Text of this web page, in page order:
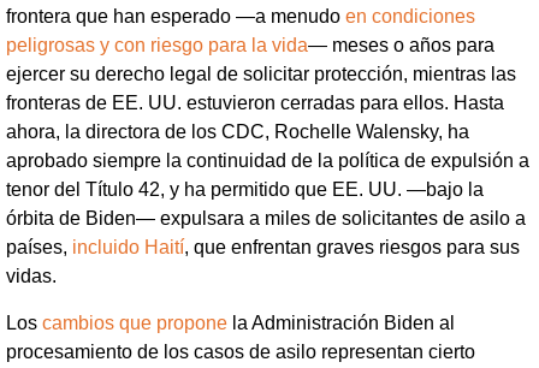
frontera que han esperado —a menudo en condiciones
peligrosas y con riesgo para la vida— meses o años para
ejercer su derecho legal de solicitar protección, mientras las
fronteras de EE. UU. estuvieron cerradas para ellos. Hasta
ahora, la directora de los CDC, Rochelle Walensky, ha
aprobado siempre la continuidad de la política de expulsión a
tenor del Título 42, y ha permitido que EE. UU. —bajo la
órbita de Biden— expulsara a miles de solicitantes de asilo a
países, incluido Haití, que enfrentan graves riesgos para sus
vidas.
Los cambios que propone la Administración Biden al
procesamiento de los casos de asilo representan cierto